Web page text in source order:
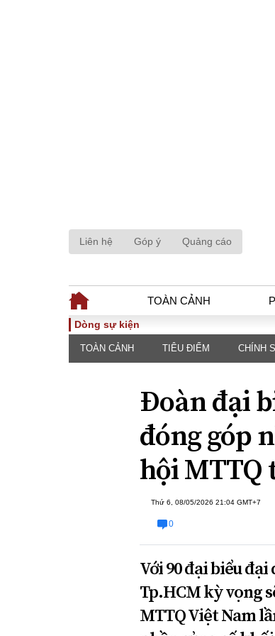
Liên hệ Góp ý Quảng cáo
TOÀN CẢNH
TOÀN CẢNH
Chính sách
Đối thoại
Thế giới
ĐA CHIỀU
Quan điểm
Dòng sự kiện
TOÀN CẢNH TIÊU ĐIỂM CHÍNH
Đoàn đại
đóng góp
hội MTTQ
Thứ 6, 08/05/2026 21:04 GMT+7
0
Với 90 đại biểu
Tp.HCM kỳ vọng
MTTQ Việt Nam